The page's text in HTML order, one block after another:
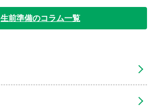
生前準備のコラム一覧